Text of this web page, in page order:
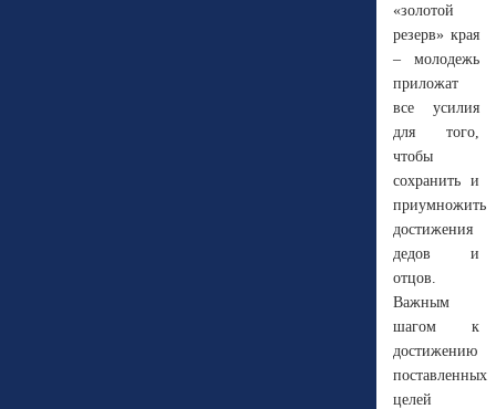
«золотой
резерв» края
– молодежь
приложат
все усилия
для того,
чтобы
сохранить и
приумножить
достижения
дедов и
отцов.
Важным
шагом к
достижению
поставленных
целей